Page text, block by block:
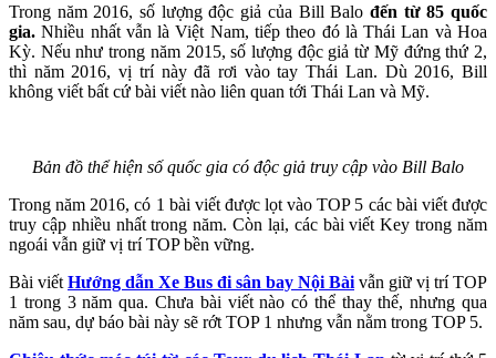
Trong năm 2016, số lượng độc giả của Bill Balo đến từ 85 quốc
gia. Nhiều nhất vẫn là Việt Nam, tiếp theo đó là Thái Lan và Hoa
Kỳ. Nếu như trong năm 2015, số lượng độc giả từ Mỹ đứng thứ 2,
thì năm 2016, vị trí này đã rơi vào tay Thái Lan. Dù 2016, Bill
không viết bất cứ bài viết nào liên quan tới Thái Lan và Mỹ.
Bản đồ thể hiện số quốc gia có độc giả truy cập vào Bill Balo
Trong năm 2016, có 1 bài viết được lọt vào TOP 5 các bài viết được
truy cập nhiều nhất trong năm. Còn lại, các bài viết Key trong năm
ngoái vẫn giữ vị trí TOP bền vững.
Bài viết Hướng dẫn Xe Bus đi sân bay Nội Bài vẫn giữ vị trí TOP
1 trong 3 năm qua. Chưa bài viết nào có thể thay thế, nhưng qua
năm sau, dự báo bài này sẽ rớt TOP 1 nhưng vẫn nằm trong TOP 5.